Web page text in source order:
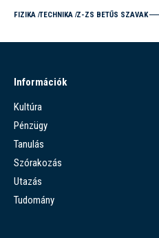
FIZIKA TECHNIKA Z-ZS BETŰS SZAVAK
Információk
Kultúra
Pénzügy
Tanulás
Szórakozás
Utazás
Tudomány